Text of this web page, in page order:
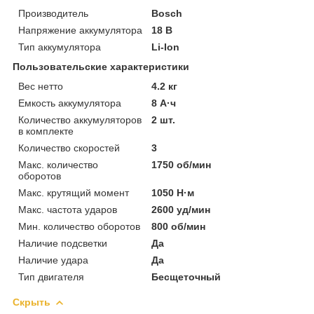
Производитель
Bosch
Напряжение аккумулятора
18 В
Тип аккумулятора
Li-Ion
Пользовательские характеристики
Вес нетто
4.2 кг
Емкость аккумулятора
8 А·ч
Количество аккумуляторов
в комплекте
2 шт.
Количество скоростей
3
Макс. количество
оборотов
1750 об/мин
Макс. крутящий момент
1050 Н·м
Макс. частота ударов
2600 уд/мин
Мин. количество оборотов
800 об/мин
Наличие подсветки
Да
Наличие удара
Да
Тип двигателя
Бесщеточный
Скрыть